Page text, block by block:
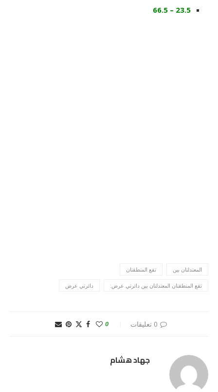
23.5 – 66.5
المعتدلتان بين تقع المنطقتان
تقع المنطقتان المعتدلتان بين دائرتي عرض: دائرتي عرض
0 تعليقات 0
جهاد هشام